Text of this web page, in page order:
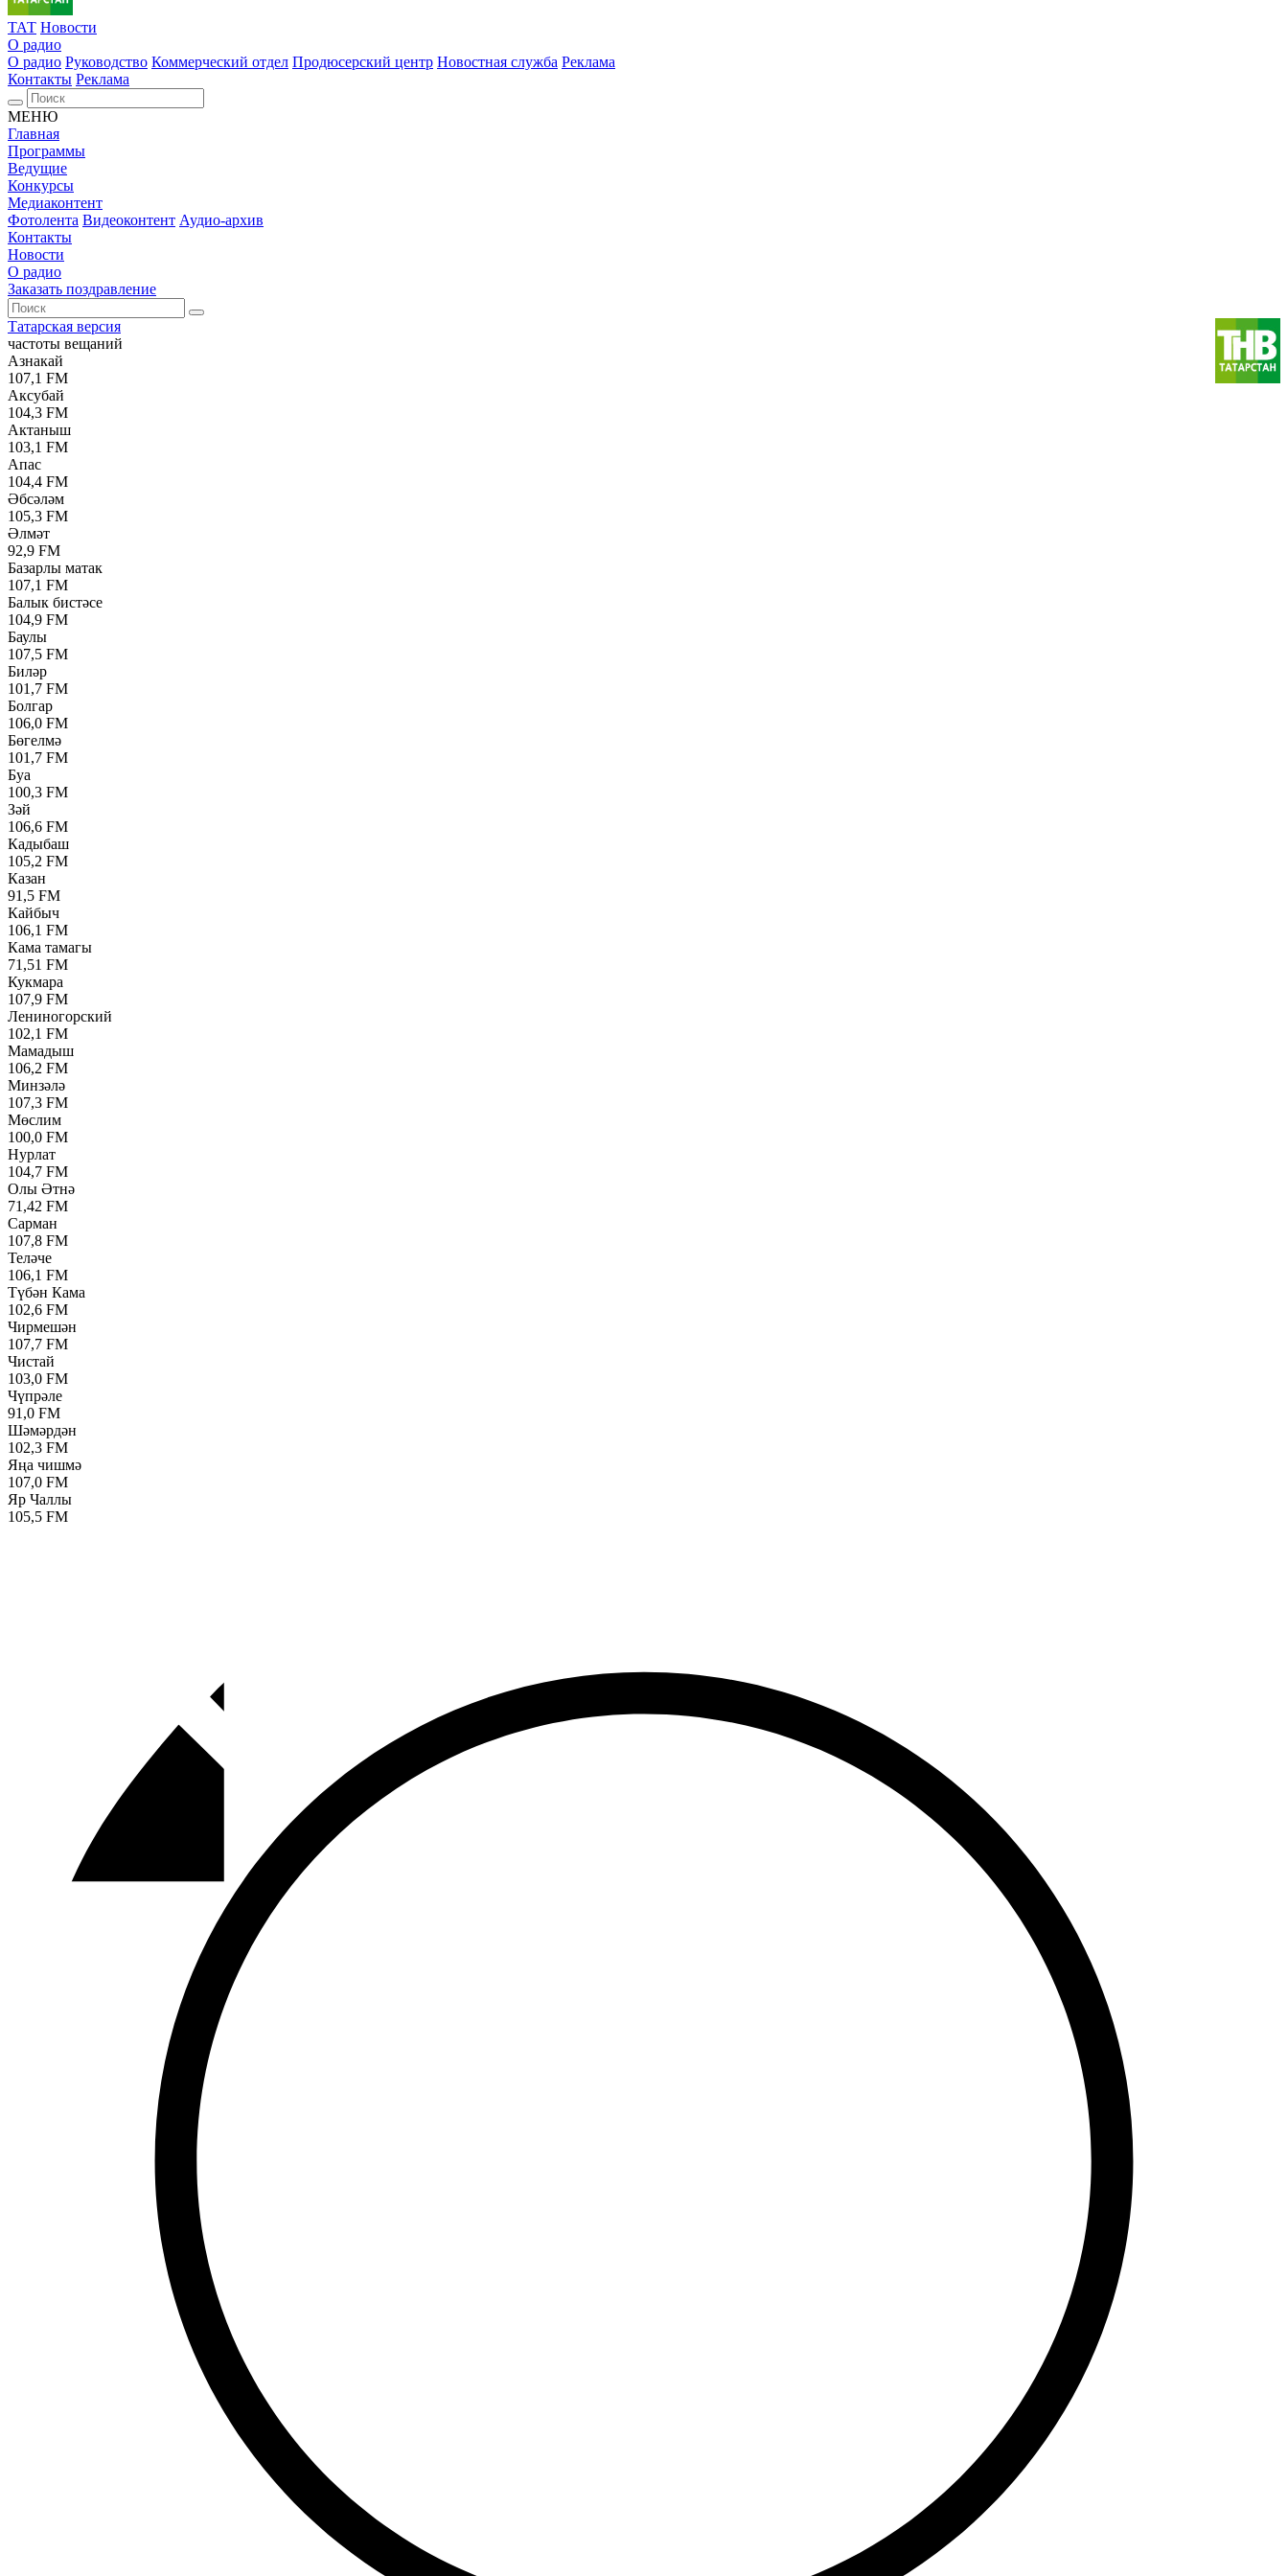
ТАТ Новости
О радио
О радио Руководство Коммерческий отдел Продюсерский центр Новостная служба Реклама
Контакты Реклама
МЕНЮ
Главная
Программы
Ведущие
Конкурсы
Медиаконтент
Фотолента Видеоконтент Аудио-архив
Контакты
Новости
О радио
Заказать поздравление
Татарская версия
частоты вещаний
Азнакай
107,1 FM
Аксубай
104,3 FM
Актаныш
103,1 FM
Апас
104,4 FM
Әбсәләм
105,3 FM
Әлмәт
92,9 FM
Базарлы матак
107,1 FM
Балык бистәсе
104,9 FM
Баулы
107,5 FM
Биләр
101,7 FM
Болгар
106,0 FM
Бөгелмә
101,7 FM
Буа
100,3 FM
Зәй
106,6 FM
Кадыбаш
105,2 FM
Казан
91,5 FM
Кайбыч
106,1 FM
Кама тамагы
71,51 FM
Кукмара
107,9 FM
Лениногорский
102,1 FM
Мамадыш
106,2 FM
Минзәлә
107,3 FM
Мөслим
100,0 FM
Нурлат
104,7 FM
Олы Әтнә
71,42 FM
Сарман
107,8 FM
Теләче
106,1 FM
Түбән Кама
102,6 FM
Чирмешән
107,7 FM
Чистай
103,0 FM
Чүпрәле
91,0 FM
Шәмәрдән
102,3 FM
Яңа чишмә
107,0 FM
Яр Чаллы
105,5 FM